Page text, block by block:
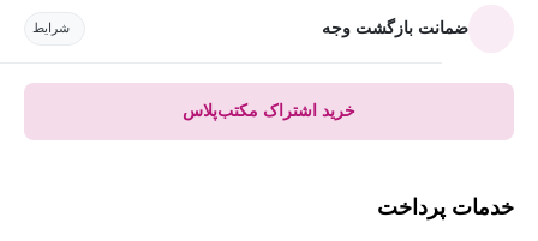
ضمانت بازگشت وجه شرایط
خرید اشتراک مکتب‌پلاس
خدمات پرداخت